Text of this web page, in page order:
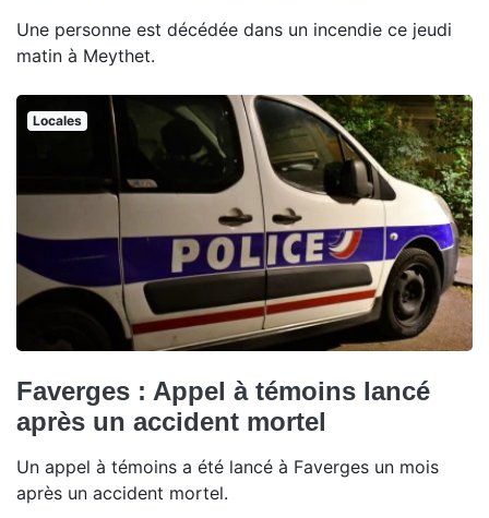
Une personne est décédée dans un incendie ce jeudi
matin à Meythet.
Locales
Faverges : Appel à témoins lancé
après un accident mortel
Un appel à témoins a été lancé à Faverges un mois
après un accident mortel.